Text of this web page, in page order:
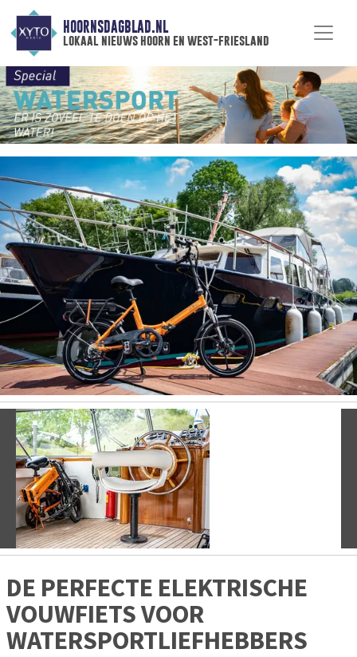
HOORNSDAGBLAD.NL
lokaal nieuws hoorn en west-friesland
Vorige
DE PERFECTE ELEKTRISCHE
VOUWFIETS VOOR
WATERSPORTLIEFHEBBERS